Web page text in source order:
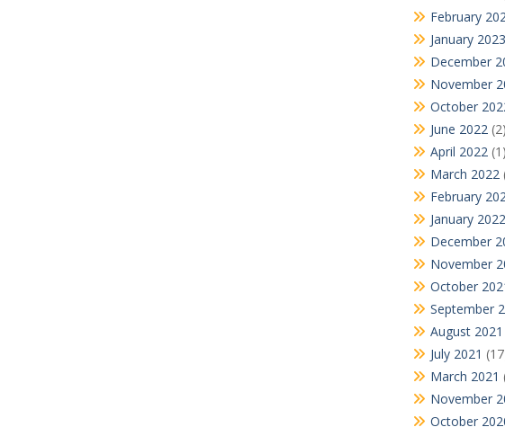
February
January 2023
December
November
October
June 2022(2)
April 2022(1)
March 2022
February
January 2022
December
November
October
September
August 2021
July 2021
March 2021
November
October